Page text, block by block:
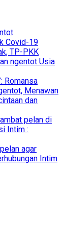
Covid-19
TP-PKK
ngentot Usia
Romansa
Menawan
dan
pelan di
Intim :
agar
Intim